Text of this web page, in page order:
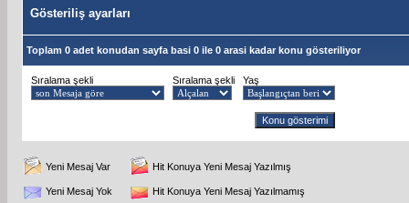
Gösteriliş ayarları
Toplam 0 adet konudan sayfa basi 0 ile 0 arasi kadar konu gösteriliyor
Sıralama şekli Sıralama şekli Yaş
Yeni Mesaj Var Hit Konuya Yeni Mesaj Yazılmış
Yeni Mesaj Yok Hit Konuya Yeni Mesaj Yazılmamış